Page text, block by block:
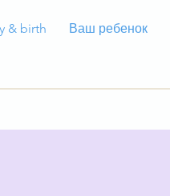
& birth Ваш ребенок